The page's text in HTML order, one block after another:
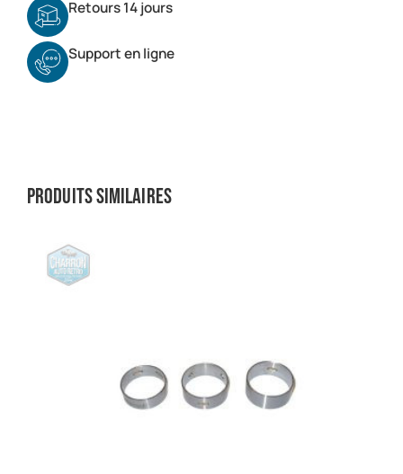
Retours 14 jours
Support en ligne
Produits similaires